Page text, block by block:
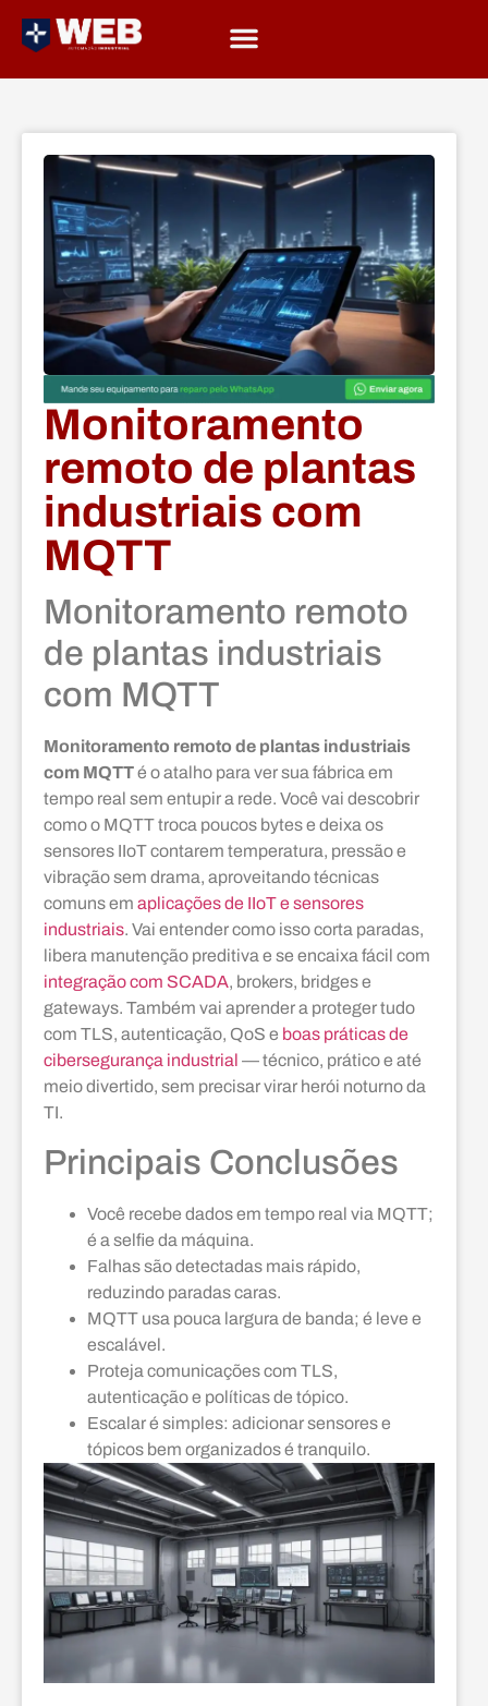
Monitoramento
remoto de plantas
industriais com
MQTT
Monitoramento remoto
de plantas industriais
com MQTT
Monitoramento remoto de plantas industriais
com MQTTé o atalho para ver sua fábrica em
tempo real sem entupir a rede. Você vai descobrir
como o MQTT troca poucos bytes e deixa os
sensores IIoT contarem temperatura, pressão e
vibração sem drama, aproveitando técnicas
comuns em aplicações de IIoT e sensores
industriais. Vai entender como isso corta paradas,
libera manutenção preditiva e se encaixa fácil com
integração com SCADA, brokers, bridges e
gateways. Também vai aprender a proteger tudo
com TLS, autenticação, QoS e boas práticas de
cibersegurança industrial — técnico, prático e até
meio divertido, sem precisar virar herói noturno da
TI.
Principais Conclusões
Você recebe dados em tempo real via MQTT;
é a selfie da máquina.
Falhas são detectadas mais rápido,
reduzindo paradas caras.
MQTT usa pouca largura de banda; é leve e
escalável.
Proteja comunicações com TLS,
autenticação e políticas de tópico.
Escalar é simples: adicionar sensores e
tópicos bem organizados é tranquilo.